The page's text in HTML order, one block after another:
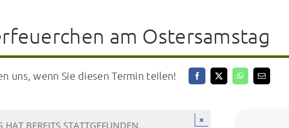
am Ostersamstag
uns, wenn Sie diesen Termin teilen!
×